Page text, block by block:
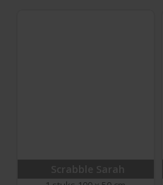
Scrabble Sarah